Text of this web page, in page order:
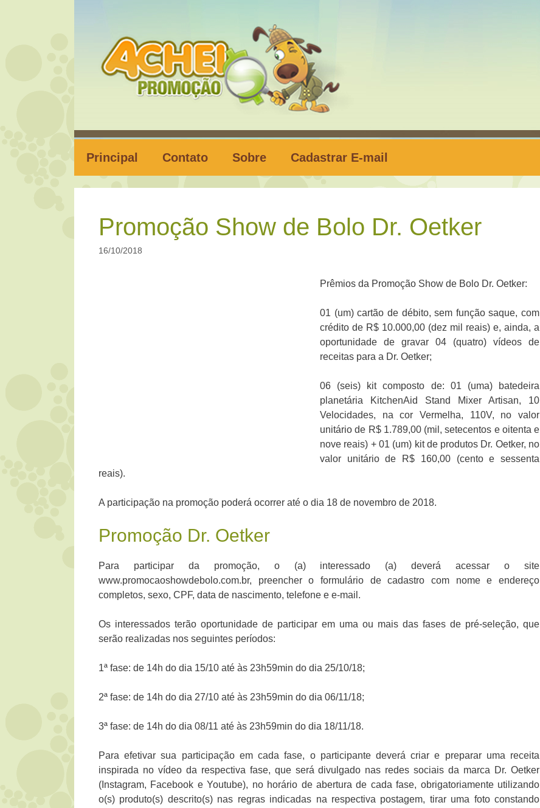
Principal Contato Sobre Cadastrar E-mail
Promoção Show de Bolo Dr. Oetker
16/10/2018
Prêmios da Promoção Show de Bolo Dr. Oetker:
01 (um) cartão de débito, sem função saque, com
crédito de R$ 10.000,00 (dez mil reais) e, ainda, a
oportunidade de gravar 04 (quatro) vídeos de
receitas para a Dr. Oetker;
06 (seis) kit composto de: 01 (uma) batedeira
planetária KitchenAid Stand Mixer Artisan, 10
Velocidades, na cor Vermelha, 110V, no valor
unitário de R$ 1.789,00 (mil, setecentos e oitenta e
nove reais) + 01 (um) kit de produtos Dr. Oetker, no
valor unitário de R$ 160,00 (cento e sessenta
reais).
A participação na promoção poderá ocorrer até o dia 18 de novembro de 2018.
Promoção Dr. Oetker
Para participar da promoção, o (a) interessado (a) deverá acessar o site
www.promocaoshowdebolo.com.br, preencher o formulário de cadastro com nome e endereço
completos, sexo, CPF, data de nascimento, telefone e e-mail.
Os interessados terão oportunidade de participar em uma ou mais das fases de pré-seleção, que
serão realizadas nos seguintes períodos:
1ª fase: de 14h do dia 15/10 até às 23h59min do dia 25/10/18;
2ª fase: de 14h do dia 27/10 até às 23h59min do dia 06/11/18;
3ª fase: de 14h do dia 08/11 até às 23h59min do dia 18/11/18.
Para efetivar sua participação em cada fase, o participante deverá criar e preparar uma receita
inspirada no vídeo da respectiva fase, que será divulgado nas redes sociais da marca Dr. Oetker
(Instagram, Facebook e Youtube), no horário de abertura de cada fase, obrigatoriamente utilizando
o(s) produto(s) descrito(s) nas regras indicadas na respectiva postagem, tirar uma foto constando